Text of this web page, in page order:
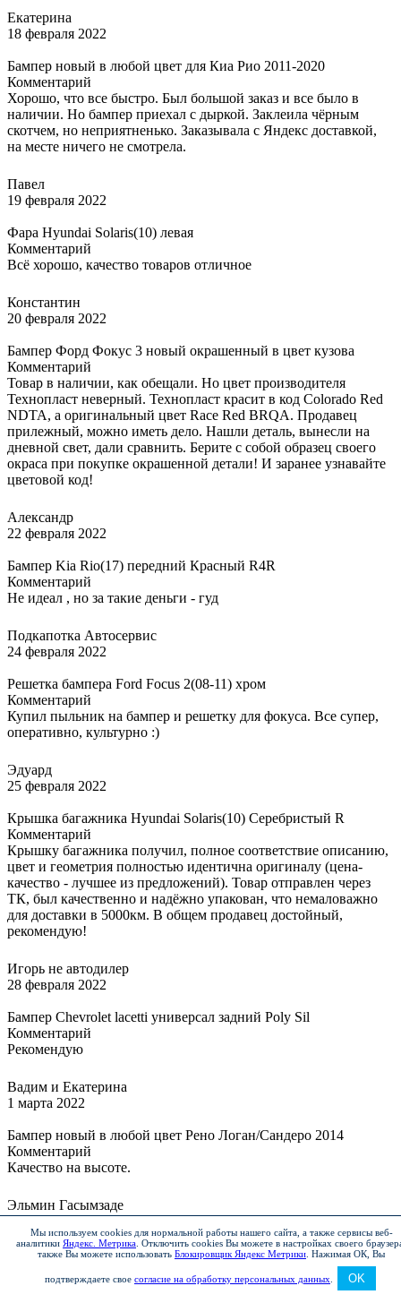
Екатерина
18 февраля 2022
Бампер новый в любой цвет для Киа Рио 2011-2020
Комментарий
Хорошо, что все быстро. Был большой заказ и все было в
наличии. Но бампер приехал с дыркой. Заклеила чёрным
скотчем, но неприятненько. Заказывала с Яндекс доставкой,
на месте ничего не смотрела.
Павел
19 февраля 2022
Фара Hyundai Solaris(10) левая
Комментарий
Всё хорошо, качество товаров отличное
Константин
20 февраля 2022
Бампер Форд Фокус 3 новый окрашенный в цвет кузова
Комментарий
Товар в наличии, как обещали. Но цвет производителя
Технопласт неверный. Технопласт красит в код Colorado Red
NDTA, а оригинальный цвет Race Red BRQA. Продавец
прилежный, можно иметь дело. Нашли деталь, вынесли на
дневной свет, дали сравнить. Берите с собой образец своего
окраса при покупке окрашенной детали! И заранее узнавайте
цветовой код!
Александр
22 февраля 2022
Бампер Kia Rio(17) передний Красный R4R
Комментарий
Не идеал , но за такие деньги - гуд
Подкапотка Автосервис
24 февраля 2022
Решетка бампера Ford Focus 2(08-11) хром
Комментарий
Купил пыльник на бампер и решетку для фокуса. Все супер,
оперативно, культурно :)
Эдуард
25 февраля 2022
Крышка багажника Hyundai Solaris(10) Серебристый R
Комментарий
Крышку багажника получил, полное соответствие описанию,
цвет и геометрия полностью идентична оригиналу (цена-
качество - лучшее из предложений). Товар отправлен через
ТК, был качественно и надёжно упакован, что немаловажно
для доставки в 5000км. В общем продавец достойный,
рекомендую!
Игорь не автодилер
28 февраля 2022
Бампер Chevrolet lacetti универсал задний Poly Sil
Комментарий
Рекомендую
Вадим и Екатерина
1 марта 2022
Бампер новый в любой цвет Рено Логан/Сандеро 2014
Комментарий
Качество на высоте.
Эльмин Гасымзаде
4 марта 2022
Бампер новый в любой цвет для Mitsubishi lancer 10
Все отлично
Мы используем cookies для нормальной работы нашего сайта, а также сервисы веб-
аналитики Яндекс. Метрика Отключить cookies Вы можете в настройках своего
также Вы можете использовать Блокировщик Яндекс Метрики Нажимая ОК, Вы
подтверждаете свое согласие на обработку персональных данных OK